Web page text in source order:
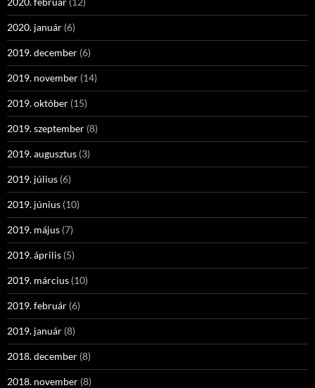
2020. január (6)
2019. december (6)
2019. november (14)
2019. október (15)
2019. szeptember (8)
2019. augusztus (3)
2019. július (6)
2019. június (10)
2019. május (7)
2019. április (5)
2019. március (10)
2019. február (6)
2019. január (8)
2018. december (8)
2018. november (8)